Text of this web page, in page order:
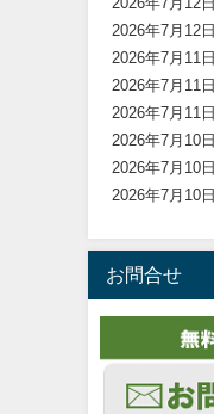
2026年7月12日
2026年7月12日
2026年7月11日
2026年7月11日
2026年7月11日
2026年7月10日
2026年7月10日
2026年7月10日
お問合せ